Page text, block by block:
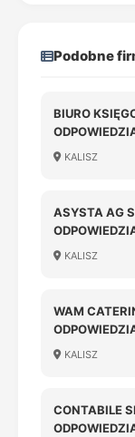
Podobne
BIURO
KALISZ
ASYSTA AG
KALISZ
WAM
KALISZ
CONTABILE